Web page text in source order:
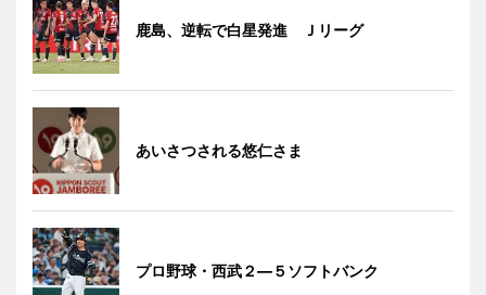
鹿島、逆転で白星発進 Ｊリーグ
あいさつされる悠仁さま
プロ野球・西武２―５ソフトバンク